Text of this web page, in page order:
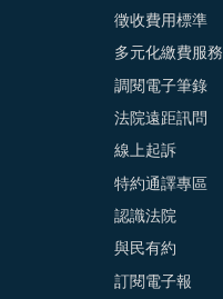
徵收費用標準
多元化繳費服務
調閱電子筆錄
法院遠距訊問
線上起訴
特約通譯專區
認識法院
與民有約
訂閱電子報